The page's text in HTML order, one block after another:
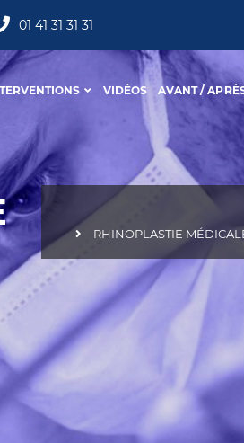
01 41 31 31 31
VIDÉOS AVANT /
RHINOPLASTIE